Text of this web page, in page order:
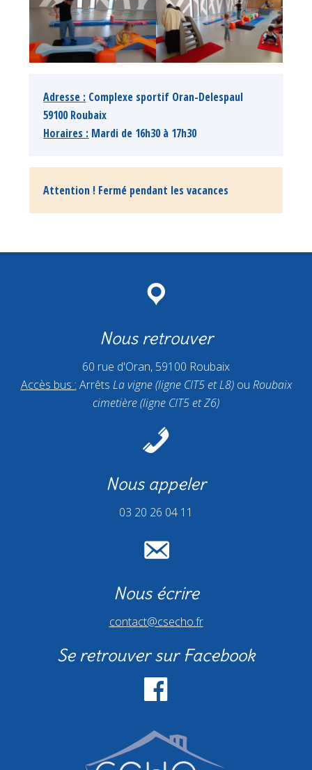
Adresse : Complexe sportif Oran-Delespaul
59100 Roubaix
Horaires : Mardi de 16h30 à 17h30
Attention ! Fermé pendant les vacances
Nous retrouver
60 rue d'Oran, 59100 Roubaix
Accès bus : Arrêts La vigne (ligne CIT5 et L8)ou Roubaix
cimetière (ligne CIT5 et Z6)
Nous appeler
03 20 26 04 11
Nous écrire
contact@csecho.fr
Se retrouver sur Facebook